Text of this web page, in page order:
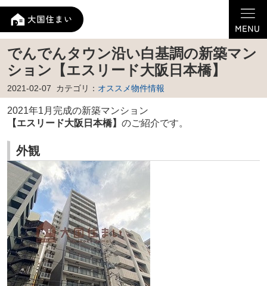
でんでんタウン沿い白基調の新築マン
ション【エスリード大阪日本橋】
2021-02-07 カテゴリ： オススメ物件情報
2021年1月完成の新築マンション
【エスリード大阪日本橋】 のご紹介です。
外観